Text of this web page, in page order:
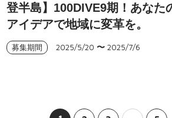
登半島】100DIVE9期！あなた
アイデアで地域に変革を。
募集期間 2025/5/20 〜2025/7/6